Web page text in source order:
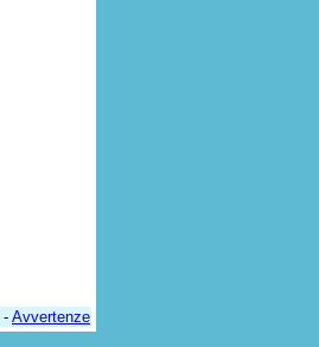
- Avvertenze